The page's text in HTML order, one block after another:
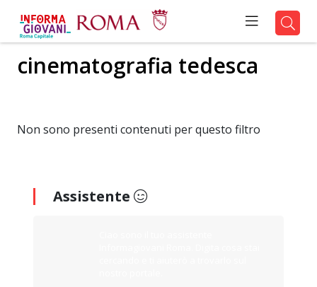
cinematografia tedesca
Non sono presenti contenuti per questo filtro
Assistente